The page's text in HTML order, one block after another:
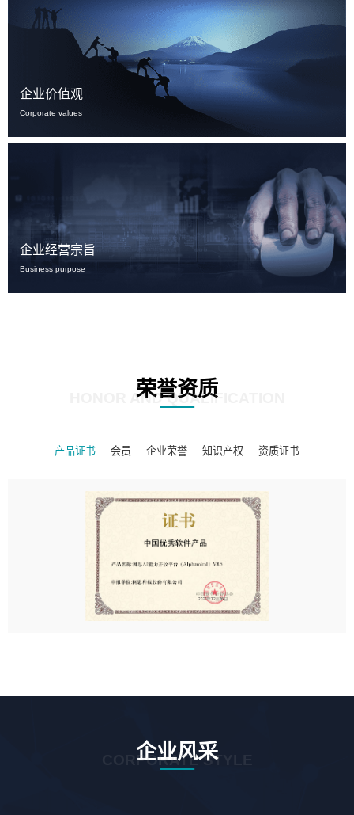
企业价值观
Corporate values
企业经营宗旨
Business purpose
荣誉资质
HONOR AND QUALIFICATION
产品证书 会员 企业荣誉 知识产权 资质证书
企业风采
CORPORATE STYLE